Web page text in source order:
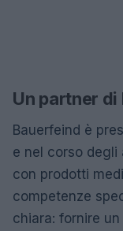
Un partner
Bauerfeind è
e nel corso
con prodotti
competenze
chiara: fornire